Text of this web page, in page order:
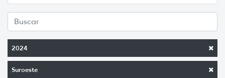
2024
Suroeste